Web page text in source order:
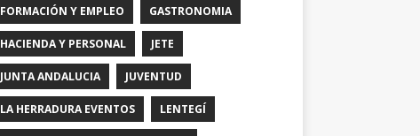
FORMACIÓN Y EMPLEO GASTRONOMIA
HACIENDA Y PERSONAL JETE
JUNTA ANDALUCIA JUVENTUD
LA HERRADURA EVENTOS LENTEGÍ